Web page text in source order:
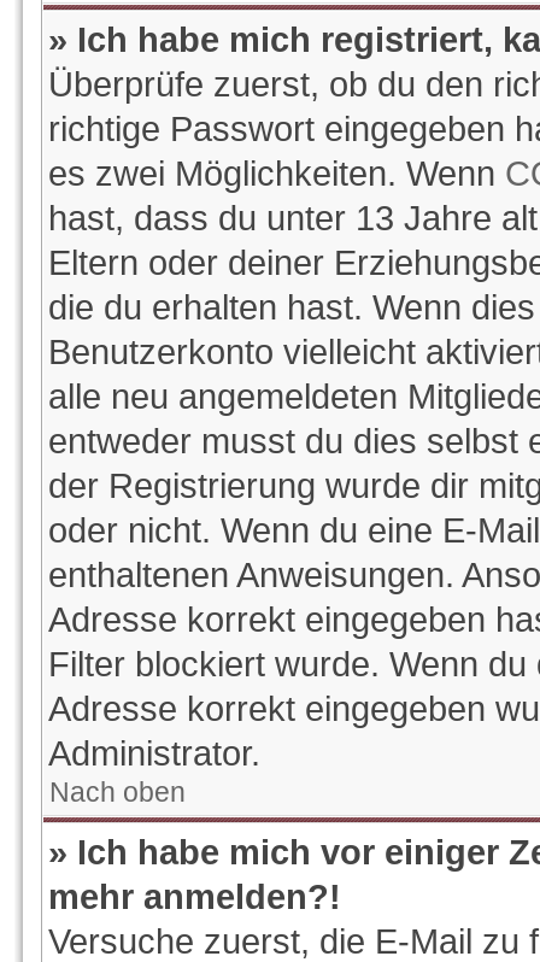
» Ich habe mich registriert,
Überprüfe zuerst, ob du den
richtige Passwort eingegeben
es zwei Möglichkeiten. Wenn
hast, dass du unter 13 Jahre
Eltern oder deiner
die du erhalten hast. Wenn
Benutzerkonto vielleicht
alle neu angemeldeten
entweder musst du dies selbst
der Registrierung wurde dir
oder nicht. Wenn du eine E-
enthaltenen Anweisungen.
Adresse korrekt eingegeben
Filter blockiert wurde. Wenn
Adresse korrekt eingegeben
Administrator.
Nach oben
» Ich habe mich vor einiger
mehr anmelden?!
Versuche zuerst, die E-Mail zu